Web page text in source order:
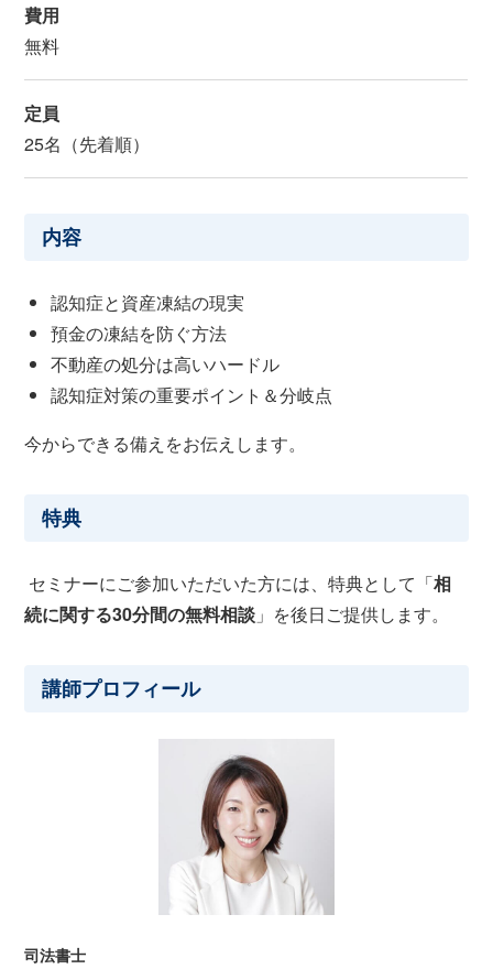
費用
無料
定員
25名（先着順）
内容
認知症と資産凍結の現実
預金の凍結を防ぐ方法
不動産の処分は高いハードル
認知症対策の重要ポイント＆分岐点
今からできる備えをお伝えします。
特典
セミナーにご参加いただいた方には、特典として「相
続に関する30分間の無料相談 」を後日ご提供します。
講師プロフィール
司法書士